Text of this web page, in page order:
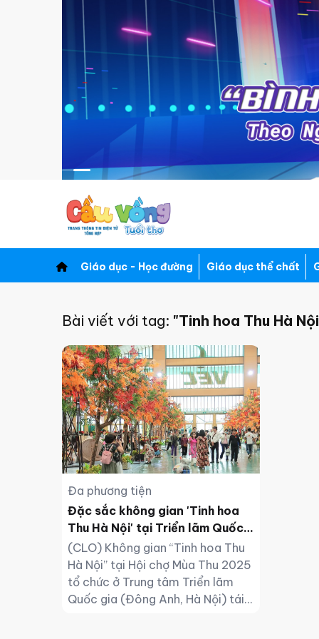
Giáo dục - Học đường Giáo dục thể chất
Bài viết với tag: "Tinh hoa Thu Hà
Đa phương tiện
Đặc sắc không gian 'Tinh hoa
Thu Hà Nội' tại Triển lãm Quốc
gia
(CLO) Không gian “Tinh hoa Thu
Hà Nội” tại Hội chợ Mùa Thu 2025
tổ chức ở Trung tâm Triển lãm
Quốc gia (Đông Anh, Hà Nội) tái